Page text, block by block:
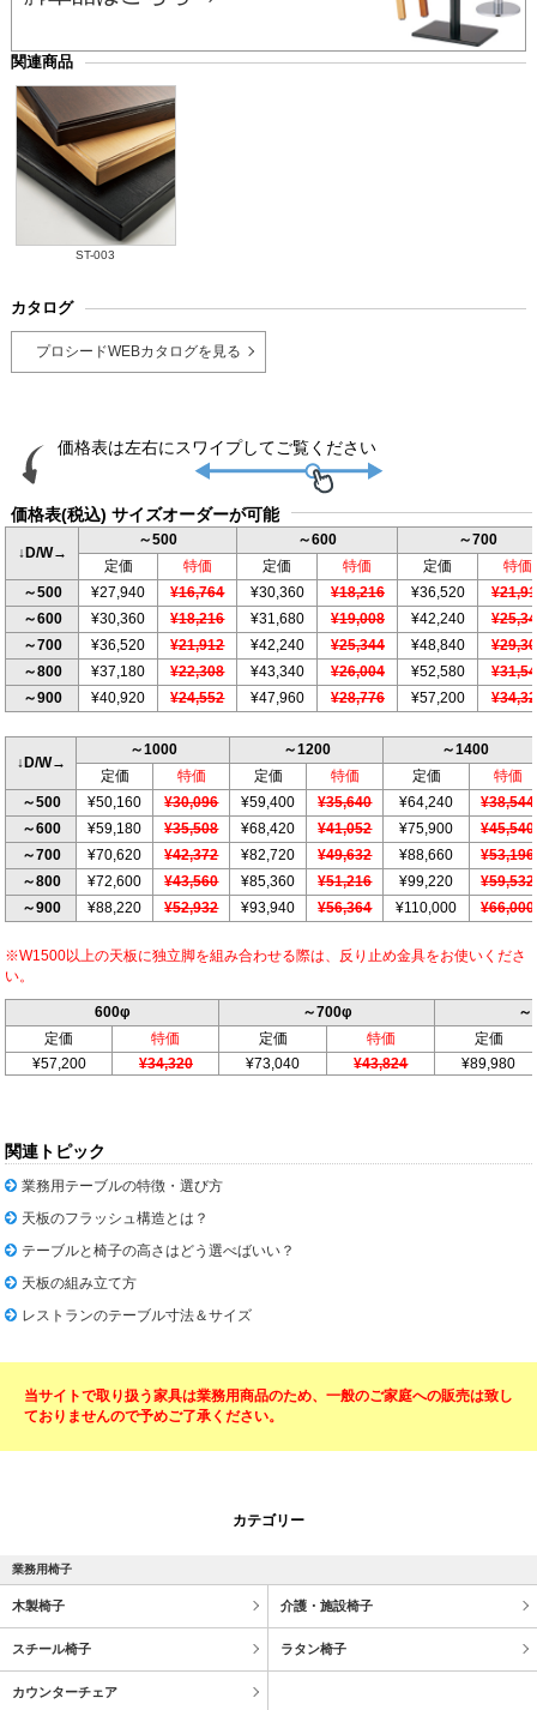
関連商品
ST-003
カタログ
プロシードWEBカタログを見る
価格表(税込) サイズオーダーが可能
↓D/W→
～500 ～600
～700
定価
特価 定価 特価 定価
特価
～500
¥27,940 ¥16,764 ¥30,360 ¥18,216 ¥36,520
～600
¥30,360 ¥18,216 ¥31,680 ¥19,008 ¥42,240
～700
¥36,520 ¥21,912 ¥42,240 ¥25,344 ¥48,840
～800
¥37,180 ¥22,308 ¥43,340 ¥26,004 ¥52,580
～900
¥40,920 ¥24,552 ¥47,960 ¥28,776 ¥57,200
↓D/W→
～1000 ～1200
～1400
定価
特価 定価 特価 定価
特価
～500
¥50,160 ¥30,096 ¥59,400 ¥35,640 ¥64,240
¥38,544
～600
¥59,180 ¥35,508 ¥68,420 ¥41,052 ¥75,900
¥45,540
～700
¥70,620 ¥42,372 ¥82,720 ¥49,632 ¥88,660
¥53,196
～800
¥72,600 ¥43,560 ¥85,360 ¥51,216 ¥99,220
¥59,532
～900
¥88,220 ¥52,932 ¥93,940 ¥56,364 ¥110,000 ¥66,000
※W1500以上の天板に独立脚を組み合わせる際は、反り止め金具をお使いくださ
い。
600φ ～700φ
定価
特価 定価 特価
定価
¥57,200
¥34,320 ¥73,040 ¥43,824 ¥89,980
関連トピック
業務用テーブルの特徴・選び方
天板のフラッシュ構造とは？
テーブルと椅子の高さはどう選べばいい？
天板の組み立て方
レストランのテーブル寸法＆サイズ
当サイトで取り扱う家具は業務用商品のため、一般のご家庭への販売は致し
ておりませんので予めご了承ください。
カテゴリー
業務用椅子
木製椅子 介護・施設椅子
スチール椅子 ラタン椅子
カウンターチェア